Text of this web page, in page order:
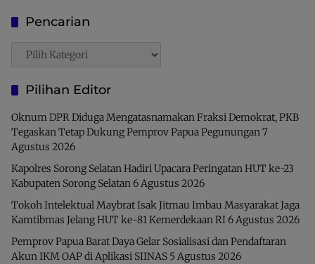
Pencarian
Pencarian
Pilihan Editor
Oknum DPR Diduga Mengatasnamakan Fraksi Demokrat, PKB
Tegaskan Tetap Dukung Pemprov Papua Pegunungan7
Agustus 2026
Kapolres Sorong Selatan Hadiri Upacara Peringatan HUT ke-23
Kabupaten Sorong Selatan6 Agustus 2026
Tokoh Intelektual Maybrat Isak Jitmau Imbau Masyarakat Jaga
Kamtibmas Jelang HUT ke-81 Kemerdekaan RI6 Agustus 2026
Pemprov Papua Barat Daya Gelar Sosialisasi dan Pendaftaran
Akun IKM OAP di Aplikasi SIINAS 5 Agustus 2026